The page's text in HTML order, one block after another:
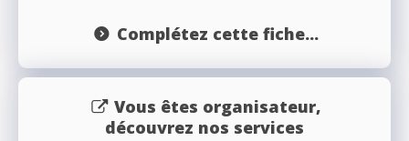
Complétez cette fiche...
Vous êtes organisateur,
découvrez nos services